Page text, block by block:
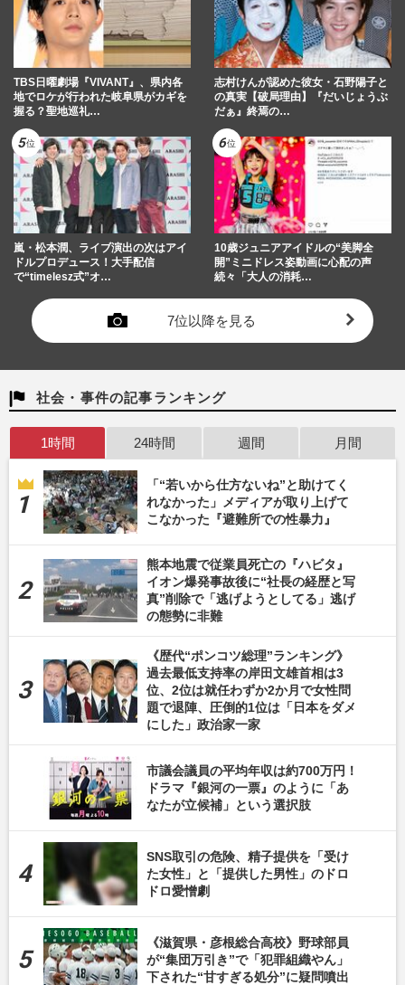
TBS日曜劇場『VIVANT』、県内各
地でロケが行われた岐阜県がカギを
握る？聖地巡礼…
志村けんが認めた彼女・石野陽子と
の真実【破局理由】『だいじょうぶ
だぁ』終焉の…
嵐・松本潤、ライブ演出の次はアイ
ドルプロデュース！大手配信
で“timelesz式”オ…
10歳ジュニアアイドルの“美脚全
開”ミニドレス姿動画に心配の声
続々「大人の消耗…
7位以降を見る
社会・事件の記事ランキング
1時間 24時間 週間 月間
「“若いから仕方ないね”と助けてく
れなかった」メディアが取り上げて
こなかった『避難所での性暴力』
熊本地震で従業員死亡の『ハビタ』
イオン爆発事故後に“社長の経歴と写
真”削除で「逃げようとしてる」逃げ
の態勢に非難
《歴代“ポンコツ総理”ランキング》
過去最低支持率の岸田文雄首相は3
位、2位は就任わずか2か月で女性問
題で退陣、圧倒的1位は「日本をダメ
にした」政治家一家
市議会議員の平均年収は約700万円！
ドラマ『銀河の一票』のように「あ
なたが立候補」という選択肢
SNS取引の危険、精子提供を「受け
た女性」と「提供した男性」のドロ
ドロ愛憎劇
《滋賀県・彦根総合高校》野球部員
が“集団万引き”で「犯罪組織やん」
下された“甘すぎる処分”に疑問噴出